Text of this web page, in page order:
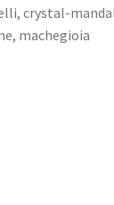
, crystal-
, machegioia